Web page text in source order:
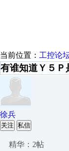
当前位置： 工控论
有谁知道Ｙ５Ｐ
徐兵
关注 私信
精华：2帖